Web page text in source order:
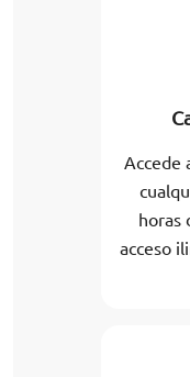
Accede
horas
acceso